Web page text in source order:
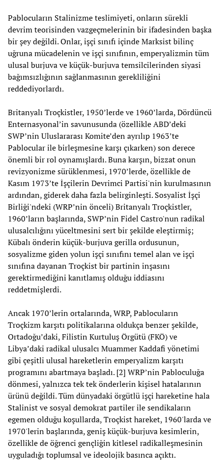
Pablocuların Stalinizme teslimiyeti, onların sürekli
devrim teorisinden vazgeçmelerinin bir ifadesinden başka
bir şey değildi. Onlar, işçi sınıfı içinde Marksist bilinç
uğruna mücadelenin ve işçi sınıfının, emperyalizmin tüm
ulusal burjuva ve küçük-burjuva temsilcilerinden siyasi
bağımsızlığının sağlanmasının gerekliliğini
reddediyorlardı.
Britanyalı Troçkistler, 1950’lerde ve 1960’larda, Dördüncü
Enternasyonal’in savunusunda (özellikle ABD’deki
SWP’nin Uluslararası Komite’den ayrılıp 1963’te
Pablocular ile birleşmesine karşı çıkarken) son derece
önemli bir rol oynamışlardı. Buna karşın, bizzat onun
revizyonizme sürüklenmesi, 1970’lerde, özellikle de
Kasım 1973’te İşçilerin Devrimci Partisi'nin kurulmasının
ardından, giderek daha fazla belirginleşti. Sosyalist İşçi
Birliği'ndeki (WRP’nin önceli) Britanyalı Troçkistler,
1960’ların başlarında, SWP’nin Fidel Castro'nun radikal
ulusalcılığını yüceltmesini sert bir şekilde eleştirmiş;
Kübalı önderin küçük-burjuva gerilla ordusunun,
sosyalizme giden yolun işçi sınıfını temel alan ve işçi
sınıfına dayanan Troçkist bir partinin inşasını
gerektirmediğini kanıtlamış olduğu iddiasını
reddetmişlerdi.
Ancak 1970’lerin ortalarında, WRP, Pablocuların
Troçkizm karşıtı politikalarına oldukça benzer şekilde,
Ortadoğu’daki, Filistin Kurtuluş Örgütü (FKÖ) ve
Libya’daki radikal ulusalcı Muammer Kaddafi yönetimi
gibi çeşitli ulusal hareketlerin emperyalizm karşıtı
programını abartmaya başladı. [2] WRP’nin Pabloculuğa
dönmesi, yalnızca tek tek önderlerin kişisel hatalarının
ürünü değildi. Tüm dünyadaki örgütlü işçi hareketine hala
Stalinist ve sosyal demokrat partiler ile sendikaların
egemen olduğu koşullarda, Troçkist hareket, 1960'larda ve
1970'lerin başlarında, geniş küçük-burjuva kesimlerin,
özellikle de öğrenci gençliğin kitlesel radikalleşmesinin
uyguladığı toplumsal ve ideolojik basınca açıktı.